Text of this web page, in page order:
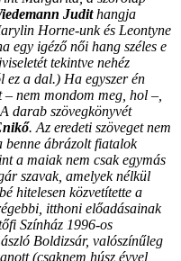
Judithangja
Horne-unk és Leontyne
egy igéző női hang széles e
tekintve nehéz
ez a dal.) Ha egyszer én
– nem mondom meg, hol –,
darab szövegkönyvét
. Az eredeti szöveget nem
benne ábrázolt fiatalok
a maiak nem csak egymás
szavak, amelyek nélkül
hitelesen közvetítette a
itthoni előadásainak
Színház 1996-os
Boldizsár, valószínűleg
(csaknem húsz évvel